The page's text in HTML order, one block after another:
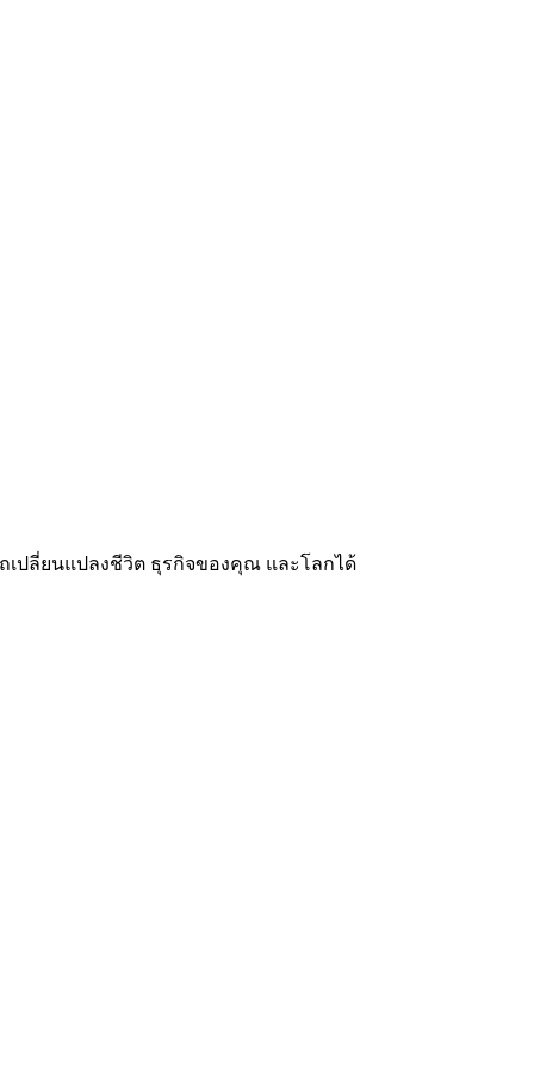
เปลี่ยนแปลงชีวิต ธุรกิจของคุณ และโลกได้